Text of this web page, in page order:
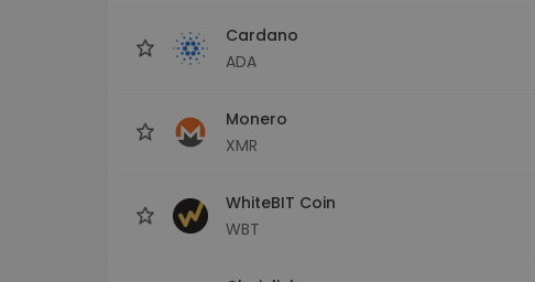
Cardano
ADA
Monero
XMR
WhiteBIT Coin
WBT